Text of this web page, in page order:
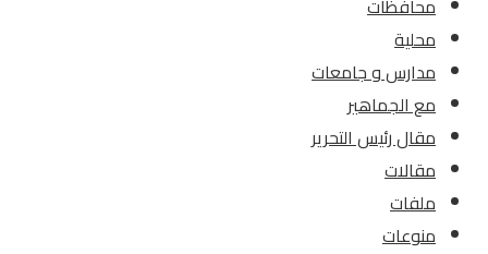
محافظات
محلية
مدارس و جامعات
مع الجماهير
مقال رئيس التحرير
مقالات
ملفات
منوعات